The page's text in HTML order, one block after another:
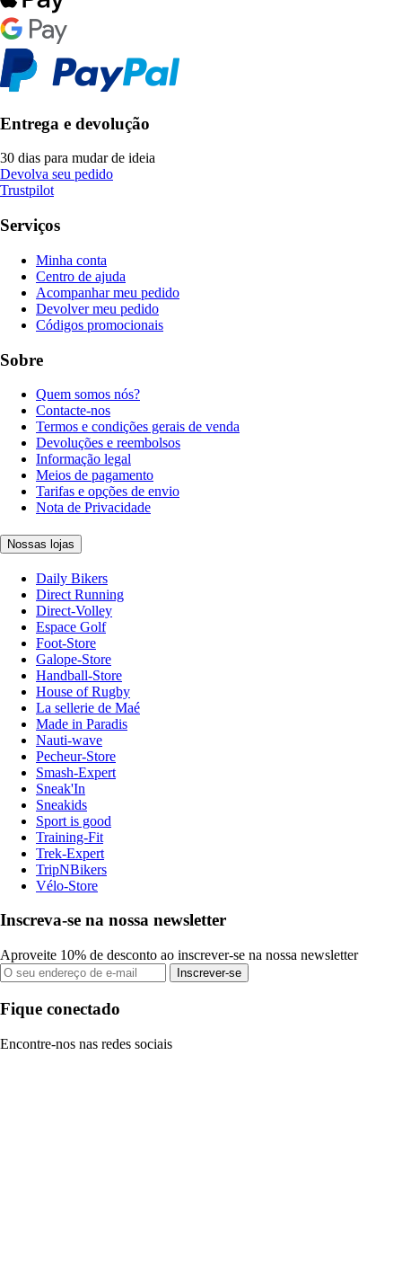
Entrega e devolução
30 dias para mudar de ideia
Devolva seu pedido
Trustpilot
Serviços
Minha conta
Centro de ajuda
Acompanhar meu pedido
Devolver meu pedido
Códigos promocionais
Sobre
Quem somos nós?
Contacte-nos
Termos e condições gerais de venda
Devoluções e reembolsos
Informação legal
Meios de pagamento
Tarifas e opções de envio
Nota de Privacidade
Nossas lojas
Daily Bikers
Direct Running
Direct-Volley
Espace Golf
Foot-Store
Galope-Store
Handball-Store
House of Rugby
La sellerie de Maé
Made in Paradis
Nauti-wave
Pecheur-Store
Smash-Expert
Sneak'In
Sneakids
Sport is good
Training-Fit
Trek-Expert
TripNBikers
Vélo-Store
Inscreva-se na nossa newsletter
Aproveite 10% de desconto ao inscrever-se na nossa newsletter
Inscrever-se
Fique conectado
Encontre-nos nas redes sociais